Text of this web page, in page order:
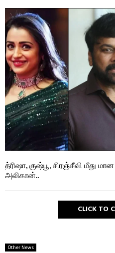
த்ரிஷா, குஷ்பூ, சிரஞ்சீவி மீது
அலிகான்..
CLICK TO
Other News